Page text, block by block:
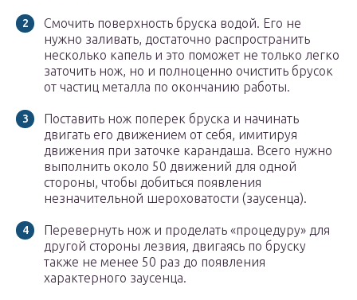
Смочить поверхность бруска водой. Его не
нужно заливать, достаточно распространить
несколько капель и это поможет не только легко
заточить нож, но и полноценно очистить брусок
от частиц металла по окончанию работы.
Поставить нож поперек бруска и начинать
двигать его движением от себя, имитируя
движения при заточке карандаша. Всего нужно
выполнить около 50 движений для одной
стороны, чтобы добиться появления
незначительной шероховатости (заусенца).
Перевернуть нож и проделать «процедуру» для
другой стороны лезвия, двигаясь по бруску
также не менее 50 раз до появления
характерного заусенца.